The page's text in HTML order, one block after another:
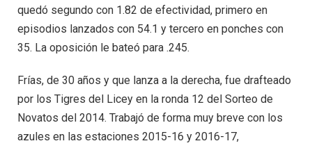
quedó segundo con 1.82 de efectividad, primero en
episodios lanzados con 54.1 y tercero en ponches con
35. La oposición le bateó para .245.
Frías, de 30 años y que lanza a la derecha, fue drafteado
por los Tigres del Licey en la ronda 12 del Sorteo de
Novatos del 2014. Trabajó de forma muy breve con los
azules en las estaciones 2015-16 y 2016-17,